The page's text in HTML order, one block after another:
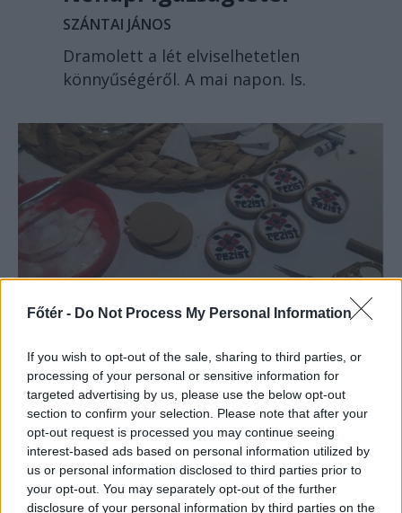
Főtér - Do Not Process My Personal Information
If you wish to opt-out of the sale, sharing to third parties, or
processing of your personal or sensitive information for
targeted advertising by us, please use the below opt-out
section to confirm your selection. Please note that after your
opt-out request is processed you may continue seeing
interest-based ads based on personal information utilized by
us or personal information disclosed to third parties prior to
your opt-out. You may separately opt-out of the further
disclosure of your personal information by third parties on the
SZÁNTAI JÁNOS
Dramolett a lét elviselhetetlen
könnyűségéről. A mai napon. Is.
Itt a tavasz, itt a nyúl...
meg a #rezist!
JEAN ST'AY
Ha március, akkor forradalom!